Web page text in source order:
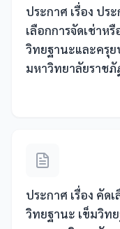
ประกาศ เรื่อง ปร
เลือกการจัดเช่าห
วิทยฐานะและครุ
มหาวิทยาลัยราชภั
ประกาศ เรื่อง คัด
วิทยฐานะ เข็มวิท